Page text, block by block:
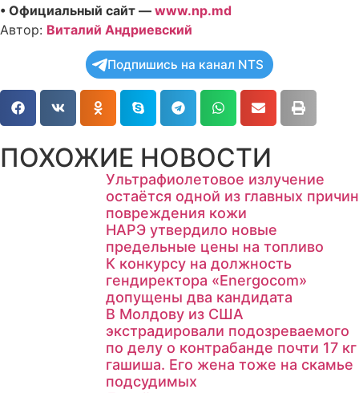
• Официальный сайт — www.np.md
Автор: Виталий Андриевский
Подпишись на канал NTS
ПОХОЖИЕ НОВОСТИ
Ультрафиолетовое излучение
остаётся одной из главных причин
повреждения кожи
НАРЭ утвердило новые
предельные цены на топливо
К конкурсу на должность
гендиректора «Energocom»
допущены два кандидата
В Молдову из США
экстрадировали подозреваемого
по делу о контрабанде почти 17 кг
гашиша. Его жена тоже на скамье
подсудимых